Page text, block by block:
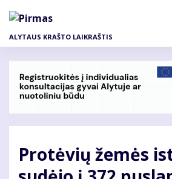
pagrindinį
ALYTAUS KRAŠTO LAIKRAŠTIS
Protėvių žemės